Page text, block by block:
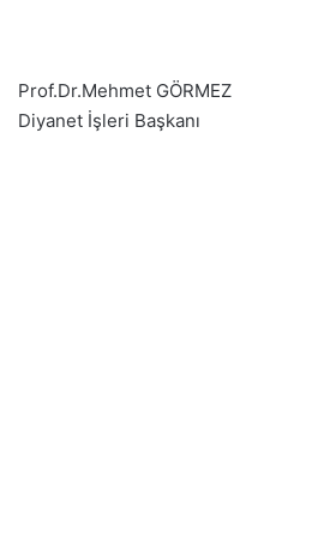
Prof.Dr.Mehmet GÖRMEZ
Diyanet İşleri Başkanı